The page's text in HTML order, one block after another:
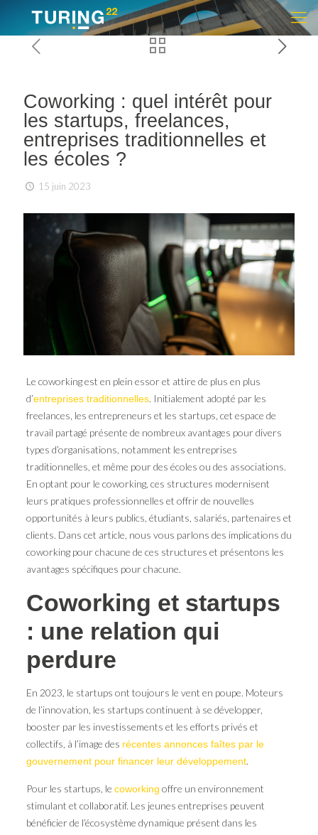
Coworking : quel intérêt pour
les startups, freelances,
entreprises traditionnelles et
les écoles ?
15 juin 2023
Le coworking est en plein essor et attire de plus en plus
d’entreprises traditionnelles. Initialement adopté par les
freelances, les entrepreneurs et les startups, cet espace de
travail partagé présente de nombreux avantages pour divers
types d’organisations, notamment les entreprises
traditionnelles, et même pour des écoles ou des associations.
En optant pour le coworking, ces structures modernisent
leurs pratiques professionnelles et offrir de nouvelles
opportunités à leurs publics, étudiants, salariés, partenaires et
clients. Dans cet article, nous vous parlons des implications du
coworking pour chacune de ces structures et présentons les
avantages spécifiques pour chacune.
Coworking et startups
: une relation qui
perdure
En 2023, le startups ont toujours le vent en poupe. Moteurs
de l’innovation, les startups continuent à se développer,
booster par les investissements et les efforts privés et
collectifs, à l’image des récentes annonces faîtes par le
gouvernement pour financer leur développement.
Pour les startups, le coworking offre un environnement
stimulant et collaboratif. Les jeunes entreprises peuvent
bénéficier de l’écosystème dynamique présent dans les